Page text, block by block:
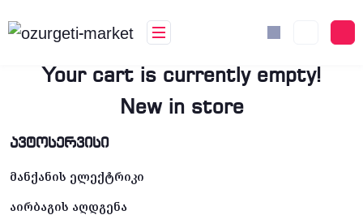
Your cart is currently empty!
New in store
ავტოსერვისი
მანქანის ელექტრიკი
აირბაგის აღდგენა